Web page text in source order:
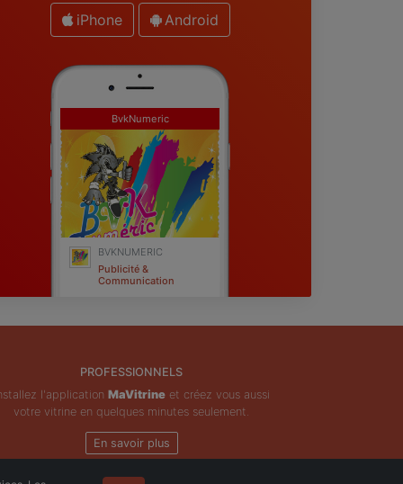
iPhone Android
BvkNumeric
BVKNUMERIC
Publicité &
Communication
PROFESSIONNELS
l'application MaVitrineet créez vous aussi
votre vitrine en quelques minutes seulement.
En savoir plus